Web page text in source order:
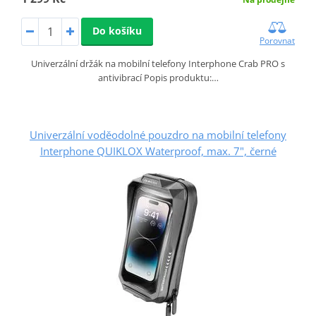
Do košíku
Porovnat
Univerzální držák na mobilní telefony Interphone Crab PRO s
antivibrací Popis produktu:…
Univerzální voděodolné pouzdro na mobilní telefony
Interphone QUIKLOX Waterproof, max. 7", černé